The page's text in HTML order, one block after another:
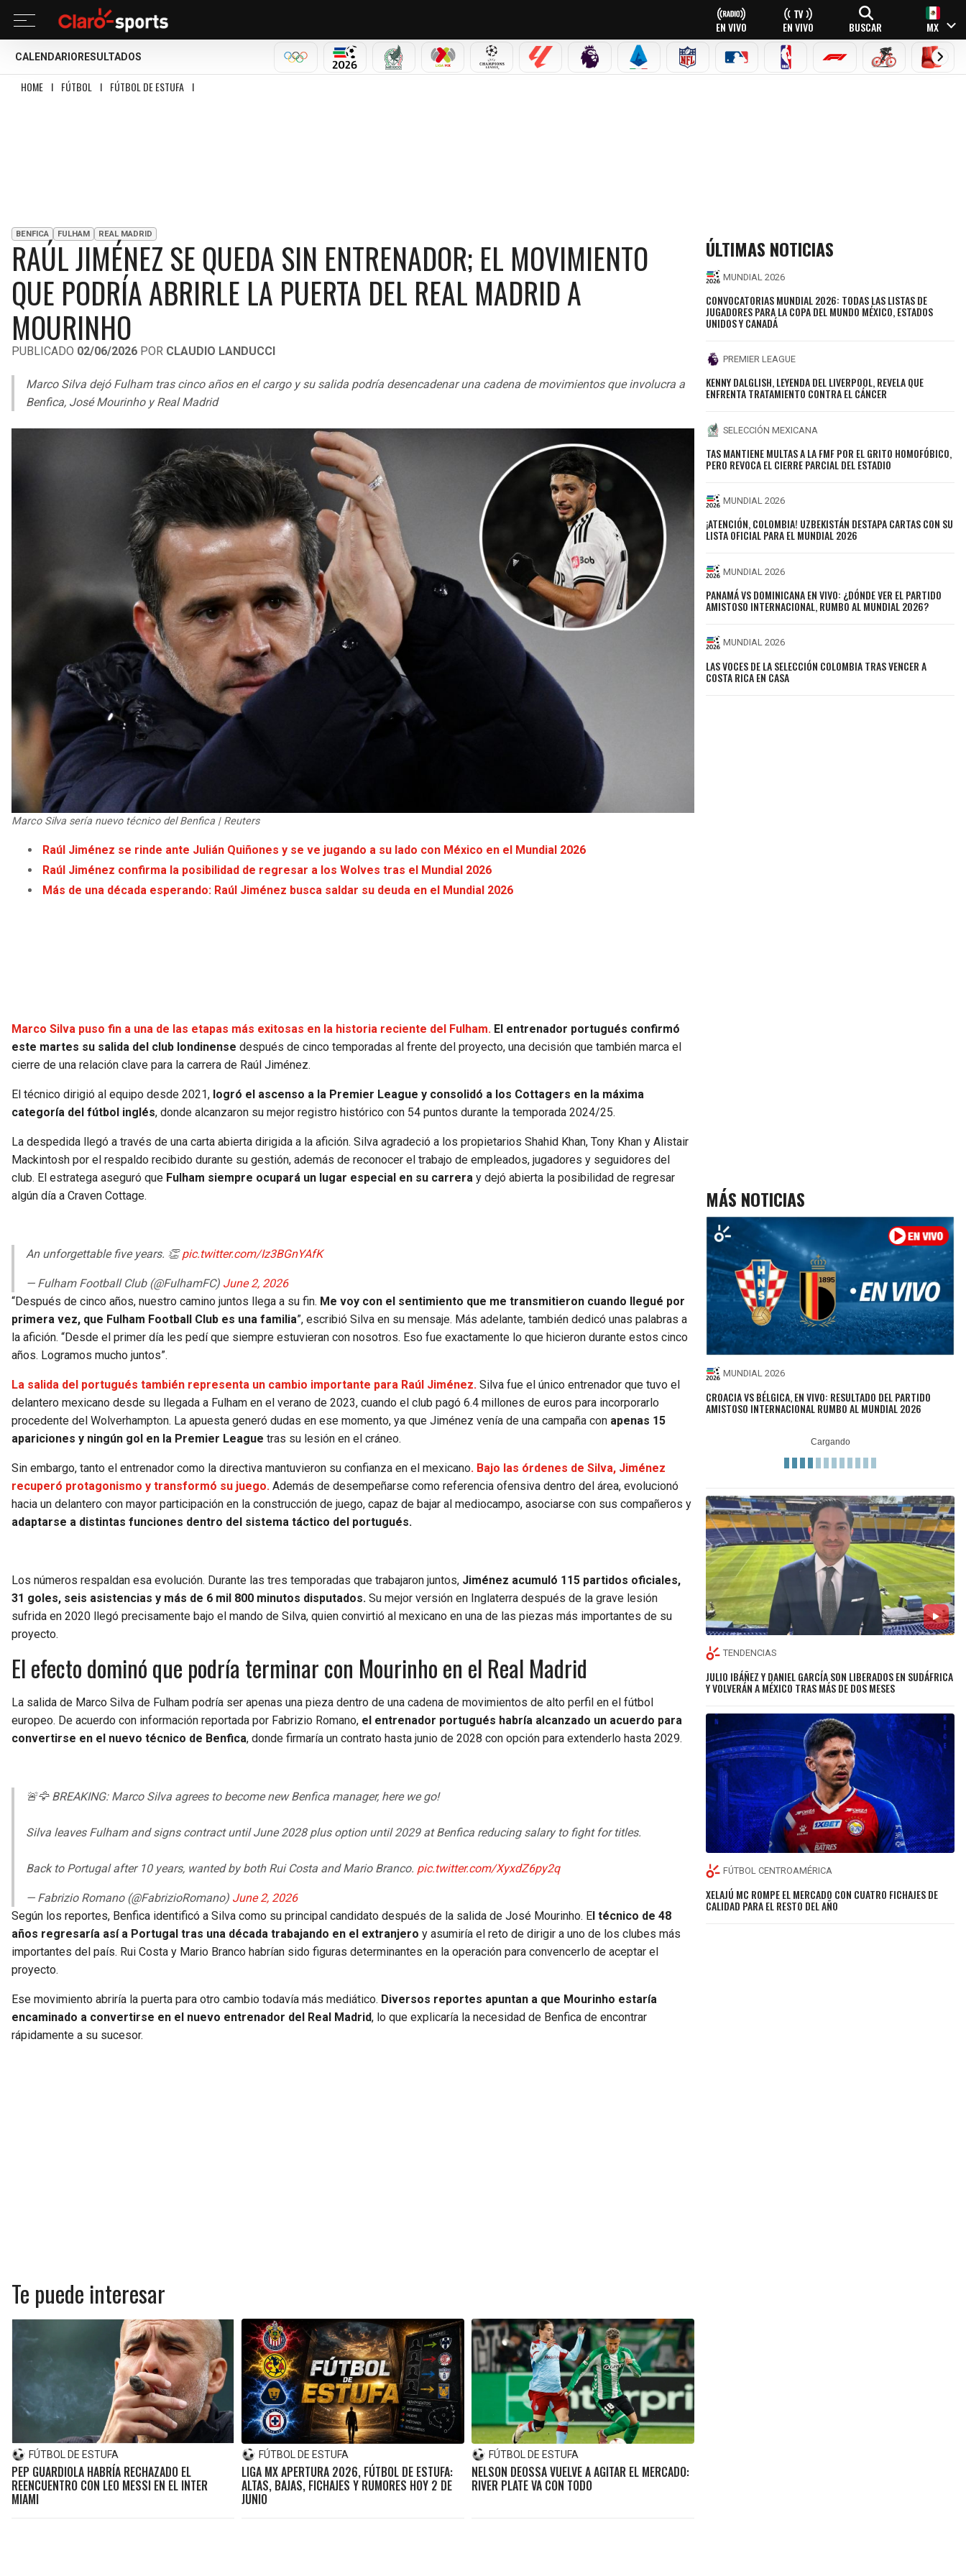
EN VIVO EN VIVO BUSCAR MX
CALENDARIO RESULTADOS
OLÍMPICOSMUNDIAL 2026SELECCIÓN MEXICANA
LIGA MX CHAMPIONS LEAGUE
LALIGA PREMIER LEAGUE
SERIE A NFL MLB NBA FÓRMULA 1CICLISMOBOXEO
HOME I FÚTBOL I FÚTBOL DE ESTUFA I
BENFICA FULHAM REAL MADRID
RAÚL JIMÉNEZ SE QUEDA SIN ENTRENADOR; EL MOVIMIENTO
QUE PODRÍA ABRIRLE LA PUERTA DEL REAL MADRID A
MOURINHO
PUBLICADO 02/06/2026 POR CLAUDIO LANDUCCI
Marco Silva dejó Fulham tras cinco años en el cargo y su salida podría desencadenar una cadena de movimientos que involucra a
Benfica, José Mourinho y Real Madrid
Marco Silva sería nuevo técnico del Benfica | Reuters
Raúl Jiménez se rinde ante Julián Quiñones y se ve jugando a su lado con México en el Mundial 2026
Raúl Jiménez confirma la posibilidad de regresar a los Wolves tras el Mundial 2026
Más de una década esperando: Raúl Jiménez busca saldar su deuda en el Mundial 2026
Marco Silva puso fin a una de las etapas más exitosas en la historia reciente del Fulham. El entrenador portugués confirmó
este martes su salida del club londinense después de cinco temporadas al frente del proyecto, una decisión que también marca el
cierre de una relación clave para la carrera de Raúl Jiménez.
El técnico dirigió al equipo desde 2021, logró el ascenso a la Premier League y consolidó a los Cottagers en la máxima
categoría del fútbol inglés, donde alcanzaron su mejor registro histórico con 54 puntos durante la temporada 2024/25.
La despedida llegó a través de una carta abierta dirigida a la afición. Silva agradeció a los propietarios Shahid Khan, Tony Khan y Alistair
Mackintosh por el respaldo recibido durante su gestión, además de reconocer el trabajo de empleados, jugadores y seguidores del
club. El estratega aseguró que Fulham siempre ocupará un lugar especial en su carrera y dejó abierta la posibilidad de regresar
algún día a Craven Cottage.
An unforgettable five years. 👏pic.twitter.com/Iz3BGnYAfK
— Fulham Football Club (@FulhamFC) June 2, 2026
“Después de cinco años, nuestro camino juntos llega a su fin. Me voy con el sentimiento que me transmitieron cuando llegué por
primera vez, que Fulham Football Club es una familia”, escribió Silva en su mensaje. Más adelante, también dedicó unas palabras a
la afición. “Desde el primer día les pedí que siempre estuvieran con nosotros. Eso fue exactamente lo que hicieron durante estos cinco
años. Logramos mucho juntos”.
La salida del portugués también representa un cambio importante para Raúl Jiménez. Silva fue el único entrenador que tuvo el
delantero mexicano desde su llegada a Fulham en el verano de 2023, cuando el club pagó 6.4 millones de euros para incorporarlo
procedente del Wolverhampton. La apuesta generó dudas en ese momento, ya que Jiménez venía de una campaña con apenas 15
apariciones y ningún gol en la Premier League tras su lesión en el cráneo.
Sin embargo, tanto el entrenador como la directiva mantuvieron su confianza en el mexicano. Bajo las órdenes de Silva, Jiménez
recuperó protagonismo y transformó su juego. Además de desempeñarse como referencia ofensiva dentro del área, evolucionó
hacia un delantero con mayor participación en la construcción de juego, capaz de bajar al mediocampo, asociarse con sus compañeros y
adaptarse a distintas funciones dentro del sistema táctico del portugués.
Los números respaldan esa evolución. Durante las tres temporadas que trabajaron juntos, Jiménez acumuló 115 partidos oficiales,
31 goles, seis asistencias y más de 6 mil 800 minutos disputados. Su mejor versión en Inglaterra después de la grave lesión
sufrida en 2020 llegó precisamente bajo el mando de Silva, quien convirtió al mexicano en una de las piezas más importantes de su
proyecto.
El efecto dominó que podría terminar con Mourinho en el Real Madrid
La salida de Marco Silva de Fulham podría ser apenas una pieza dentro de una cadena de movimientos de alto perfil en el fútbol
europeo. De acuerdo con información reportada por Fabrizio Romano, el entrenador portugués habría alcanzado un acuerdo para
convertirse en el nuevo técnico de Benfica, donde firmaría un contrato hasta junio de 2028 con opción para extenderlo hasta 2029.
🚨🦅 BREAKING: Marco Silva agrees to become new Benfica manager, here we go!
Silva leaves Fulham and signs contract until June 2028 plus option until 2029 at Benfica reducing salary to fight for titles.
Back to Portugal after 10 years, wanted by both Rui Costa and Mario Branco. pic.twitter.com/XyxdZ6py2q
— Fabrizio Romano (@FabrizioRomano) June 2, 2026
Según los reportes, Benfica identificó a Silva como su principal candidato después de la salida de José Mourinho. El técnico de 48
años regresaría así a Portugal tras una década trabajando en el extranjero y asumiría el reto de dirigir a uno de los clubes más
importantes del país. Rui Costa y Mario Branco habrían sido figuras determinantes en la operación para convencerlo de aceptar el
proyecto.
Ese movimiento abriría la puerta para otro cambio todavía más mediático. Diversos reportes apuntan a que Mourinho estaría
encaminado a convertirse en el nuevo entrenador del Real Madrid, lo que explicaría la necesidad de Benfica de encontrar
rápidamente a su sucesor.
Te puede interesar
FÚTBOL DE ESTUFA
PEP GUARDIOLA HABRÍA RECHAZADO EL
REENCUENTRO CON LEO MESSI EN EL INTER
MIAMI
FÚTBOL DE ESTUFA
LIGA MX APERTURA 2026, FÚTBOL DE ESTUFA:
ALTAS, BAJAS, FICHAJES Y RUMORES HOY 2 DE
JUNIO
FÚTBOL DE ESTUFA
NELSON DEOSSA VUELVE A AGITAR EL MERCADO:
RIVER PLATE VA CON TODO
ÚLTIMAS NOTICIAS
MUNDIAL 2026
CONVOCATORIAS MUNDIAL 2026: TODAS LAS LISTAS DE
JUGADORES PARA LA COPA DEL MUNDO MÉXICO, ESTADOS
UNIDOS Y CANADÁ
PREMIER LEAGUE
KENNY DALGLISH, LEYENDA DEL LIVERPOOL, REVELA QUE
ENFRENTA TRATAMIENTO CONTRA EL CÁNCER
SELECCIÓN MEXICANA
TAS MANTIENE MULTAS A LA FMF POR EL GRITO HOMOFÓBICO,
PERO REVOCA EL CIERRE PARCIAL DEL ESTADIO
MUNDIAL 2026
¡ATENCIÓN, COLOMBIA! UZBEKISTÁN DESTAPA CARTAS CON SU
LISTA OFICIAL PARA EL MUNDIAL 2026
MUNDIAL 2026
PANAMÁ VS DOMINICANA EN VIVO: ¿DÓNDE VER EL PARTIDO
AMISTOSO INTERNACIONAL, RUMBO AL MUNDIAL 2026?
MUNDIAL 2026
LAS VOCES DE LA SELECCIÓN COLOMBIA TRAS VENCER A
COSTA RICA EN CASA
MÁS NOTICIAS
MUNDIAL 2026
CROACIA VS BÉLGICA, EN VIVO: RESULTADO DEL PARTIDO
AMISTOSO INTERNACIONAL RUMBO AL MUNDIAL 2026
TENDENCIAS
JULIO IBÁÑEZ Y DANIEL GARCÍA SON LIBERADOS EN SUDÁFRICA
Y VOLVERÁN A MÉXICO TRAS MÁS DE DOS MESES
FÚTBOL CENTROAMÉRICA
XELAJÚ MC ROMPE EL MERCADO CON CUATRO FICHAJES DE
CALIDAD PARA EL RESTO DEL AÑO